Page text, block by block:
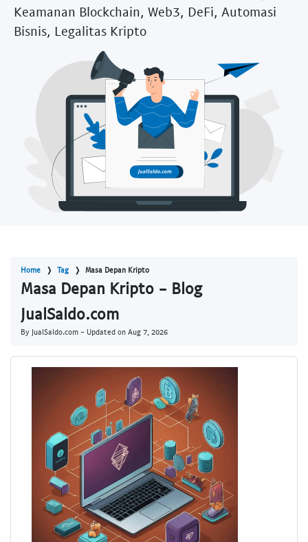
Keamanan Blockchain, Web3, DeFi, Automasi
Bisnis, Legalitas Kripto
Home Tag Masa Depan Kripto
Masa Depan Kripto - Blog
JualSaldo.com
By JualSaldo.com - Updated on Aug 7, 2026